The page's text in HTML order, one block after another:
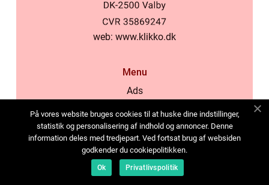
web: www.klikko.dk
Menu
Ads
Cookies
Contact
Sitemap
På vores website bruges cookies til at huske dine indstillinger,
statistik og personalisering af indhold og annoncer. Denne
information deles med tredjepart. Ved fortsat brug af websiden
godkender du cookiepolitikken.
Ok Privatlivspolitik